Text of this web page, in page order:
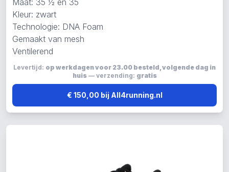
Maat: 35 ½ en 35
Kleur: zwart
Technologie: DNA Foam
Gemaakt van mesh
Ventilerend
Levertijd: op werkdagen voor 23.00 besteld, volgende dag in
huis— verzending: gratis
€ 150,00 bij All4running.nl